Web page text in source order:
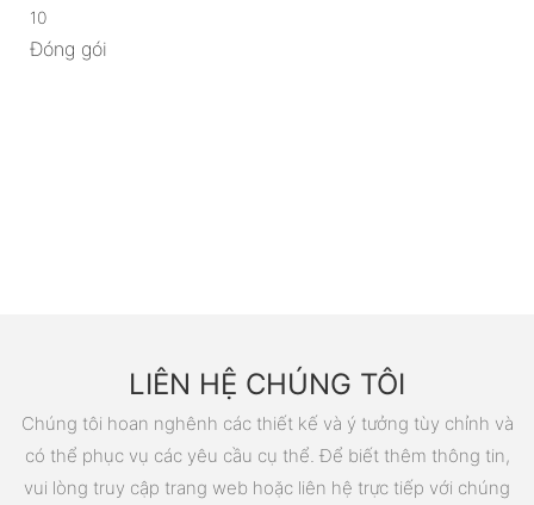
10
Đóng gói
LIÊN HỆ CHÚNG TÔI
Chúng tôi hoan nghênh các thiết kế và ý tưởng tùy chỉnh và
có thể phục vụ các yêu cầu cụ thể. Để biết thêm thông tin,
vui lòng truy cập trang web hoặc liên hệ trực tiếp với chúng